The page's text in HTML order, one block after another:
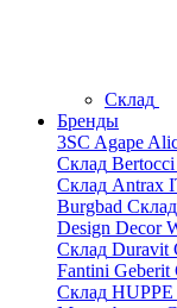
Склад
Бренды
3SC Agape
Склад Bertocci
Склад Antrax
Burgbad Склад
Design Decor
Склад Duravit
Fantini Geberit
Склад HUPPE